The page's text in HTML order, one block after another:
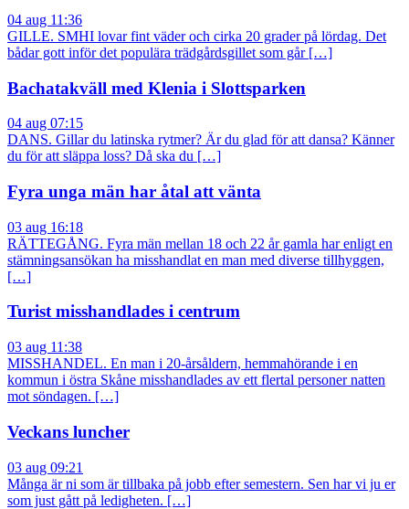
04 aug 11:36
GILLE. SMHI lovar fint väder och cirka 20 grader på lördag. Det
bådar gott inför det populära trädgårdsgillet som går […]
Bachatakväll med Klenia i Slottsparken
04 aug 07:15
DANS. Gillar du latinska rytmer? Är du glad för att dansa? Känner
du för att släppa loss? Då ska du […]
Fyra unga män har åtal att vänta
03 aug 16:18
RÄTTEGÅNG. Fyra män mellan 18 och 22 år gamla har enligt en
stämningsansökan ha misshandlat en man med diverse tillhyggen,
[…]
Turist misshandlades i centrum
03 aug 11:38
MISSHANDEL. En man i 20-årsåldern, hemmahörande i en
kommun i östra Skåne misshandlades av ett flertal personer natten
mot söndagen. […]
Veckans luncher
03 aug 09:21
Många är ni som är tillbaka på jobb efter semestern. Sen har vi ju er
som just gått på ledigheten. […]